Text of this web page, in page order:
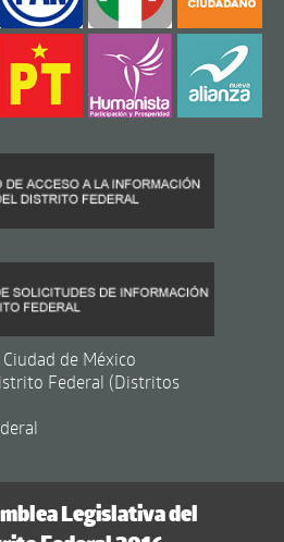
de México
Federal (Distritos
Legislativa del